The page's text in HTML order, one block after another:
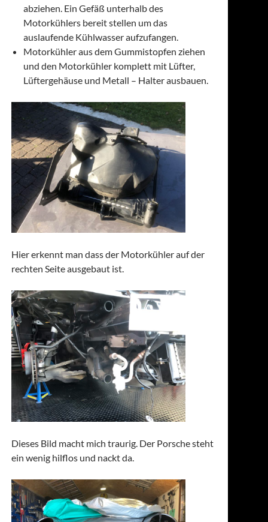
abziehen. Ein Gefäß unterhalb des
Motorkühlers bereit stellen um das
auslaufende Kühlwasser aufzufangen.
Motorkühler aus dem Gummistopfen ziehen
und den Motorkühler komplett mit Lüfter,
Lüftergehäuse und Metall – Halter ausbauen.
Hier erkennt man dass der Motorkühler auf der
rechten Seite ausgebaut ist.
Dieses Bild macht mich traurig. Der Porsche steht
ein wenig hilflos und nackt da.